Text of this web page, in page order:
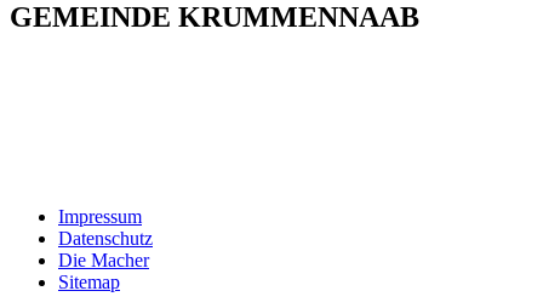
GEMEINDE KRUMMENNAAB
Impressum
Datenschutz
Die Macher
Sitemap